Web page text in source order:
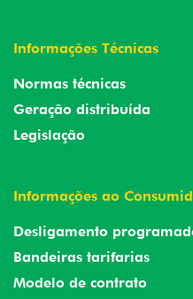
Informações Técnicas
Normas técnicas
Geração distribuída
Legislação
Informações ao
Desligamento
Bandeiras tarifarias
Modelo de contrato